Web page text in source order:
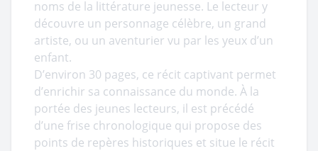
noms de la littérature jeunesse. Le lecteur y
découvre un personnage célèbre, un grand
artiste, ou un aventurier vu par les yeux d’un
enfant.
D’environ 30 pages, ce récit captivant permet
d’enrichir sa connaissance du monde. À la
portée des jeunes lecteurs, il est précédé
d’une frise chronologique qui propose des
points de repères historiques et situe le récit